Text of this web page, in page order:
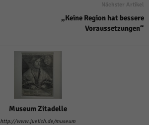
Nächster Artikel
„Keine Region hat bessere
Voraussetzungen“
Museum Zitadelle
http://www.juelich.de/museum
Datenschutzerklärung Impressum